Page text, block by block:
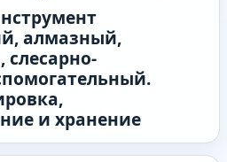
алмазный,
и хранение